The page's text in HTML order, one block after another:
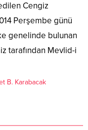
Cengiz
Perşembe günü
genelinde bulunan
tarafından Mevlid-i